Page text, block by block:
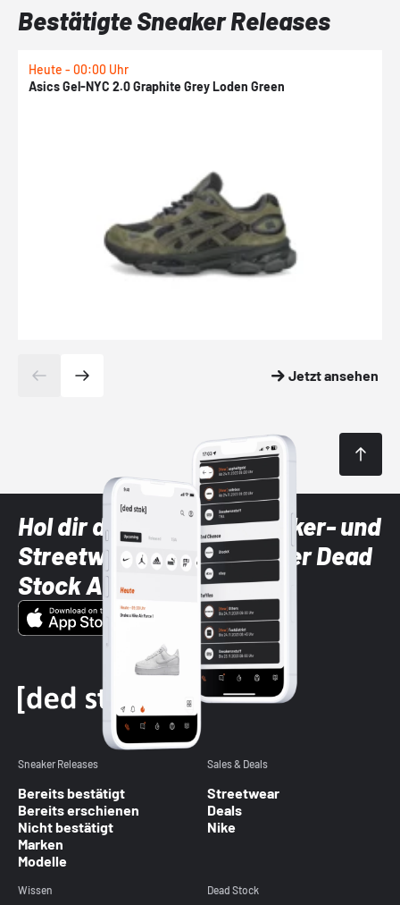
Bestätigte Sneaker Releases
Heute - 00:00 Uhr
Asics Gel-NYC 2.0 Graphite Grey Loden Green
Jetzt ansehen
Hol dir die neuesten Sneaker- und
Streetwear-Brands mit der Dead
Stock App
Sneaker Releases
Bereits bestätigt
Bereits erschienen
Nicht bestätigt
Marken
Modelle
Sales & Deals
Streetwear
Deals
Nike
Wissen Dead Stock